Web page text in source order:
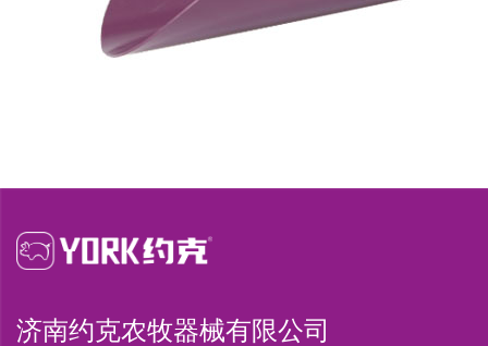
济南约克农牧器械有限公司